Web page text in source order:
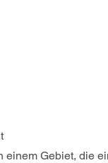
einem Gebiet, die